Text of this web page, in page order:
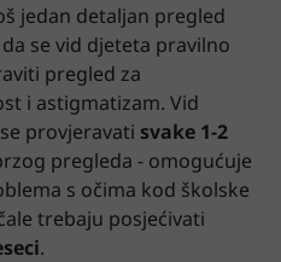
jedan detaljan pregled
se vid djeteta pravilno
pregled za
i astigmatizam. Vid
provjeravati svake 1-2
pregleda - omogućuje
s očima kod školske
trebaju posjećivati
.